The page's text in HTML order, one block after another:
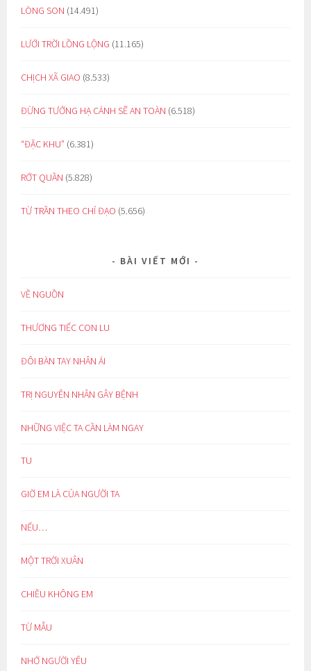
LÒNG SON (14.491)
LƯỚI TRỜI LỒNG LỘNG (11.165)
CHỊCH XÃ GIAO (8.533)
ĐỪNG TƯỞNG HẠ CÁNH SẼ AN TOÀN (6.518)
“ĐẶC KHU” (6.381)
RỚT QUẦN (5.828)
TỪ TRẦN THEO CHỈ ĐẠO (5.656)
BÀI VIẾT MỚI
VỀ NGUỒN
THƯƠNG TIẾC CON LU
ĐÔI BÀN TAY NHÂN ÁI
TRỊ NGUYÊN NHÂN GÂY BỆNH
NHỮNG VIỆC TA CẦN LÀM NGAY
TU
GIỜ EM LÀ CỦA NGƯỜI TA
NẾU…
MỘT TRỜI XUÂN
CHIỀU KHÔNG EM
TỪ MẪU
NHỚ NGƯỜI YÊU